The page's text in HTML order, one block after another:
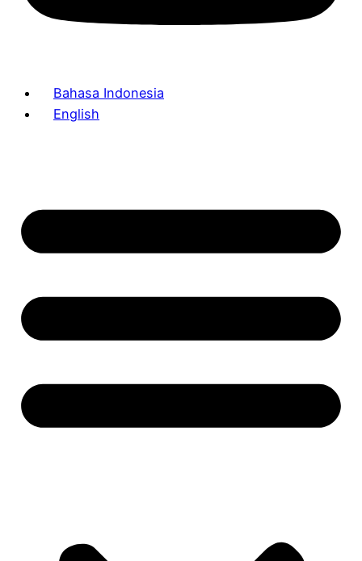
Bahasa Indonesia
English